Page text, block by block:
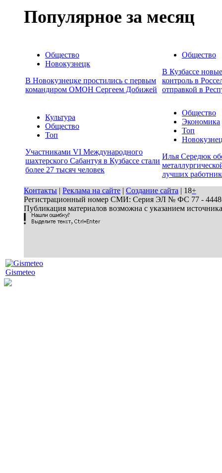
Популярное за месяц
Общество
Новокузнецк
В Новокузнецке простились с первым
командиром ОМОН Сергеем Добижей
Общество
В Кузбассе
контроль в
отправкой в
Культура
Общество
Топ
Участниками VI Международного
шахтерского Сабантуя в Кузбассе стали
более 27 тысяч человек
Общество
Экономика
Топ
Илья Середюк
лучших
Контакты | Реклама на сайте | Создание сайта | 18+
Регистрационный номер СМИ: Серия ЭЛ № ФС 77 - 44486
Публикация материалов возможна с указанием
Gismeteo